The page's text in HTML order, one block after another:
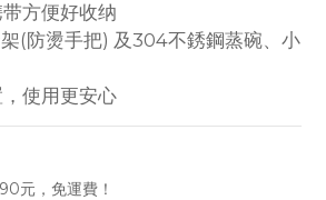
方便好收纳
(防燙手把) 及304不銹鋼蒸碗、小
使用更安心
元，免運費！